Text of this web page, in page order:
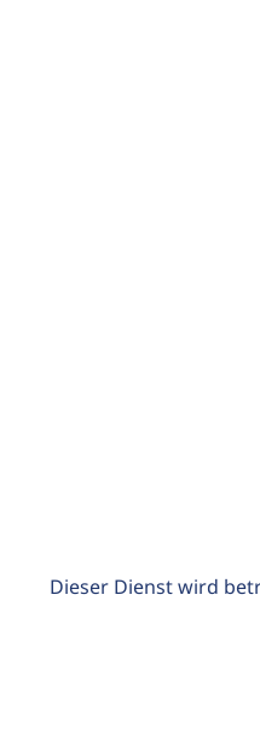
Dieser Dienst wird